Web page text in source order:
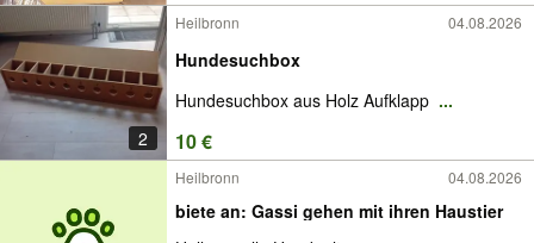
2
Heilbronn 04.08.2026
Hundesuchbox
Hundesuchbox aus Holz Aufklapp ...
10 €
Heilbronn 04.08.2026
biete an: Gassi gehen mit ihren Haustier